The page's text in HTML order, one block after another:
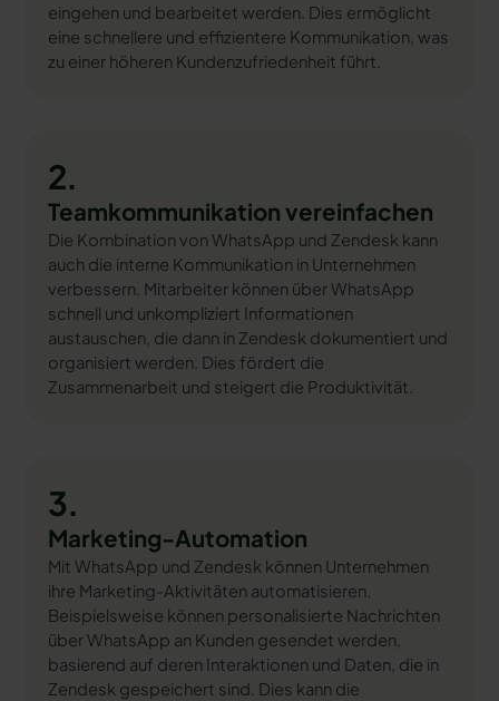
eingehen und bearbeitet werden. Dies ermöglicht
eine schnellere und effizientere Kommunikation, was
zu einer höheren Kundenzufriedenheit führt.
2.
Teamkommunikation vereinfachen
Die Kombination von WhatsApp und Zendesk kann
auch die interne Kommunikation in Unternehmen
verbessern. Mitarbeiter können über WhatsApp
schnell und unkompliziert Informationen
austauschen, die dann in Zendesk dokumentiert und
organisiert werden. Dies fördert die
Zusammenarbeit und steigert die Produktivität.
3.
Marketing-Automation
Mit WhatsApp und Zendesk können Unternehmen
ihre Marketing-Aktivitäten automatisieren.
Beispielsweise können personalisierte Nachrichten
über WhatsApp an Kunden gesendet werden,
basierend auf deren Interaktionen und Daten, die in
Zendesk gespeichert sind. Dies kann die